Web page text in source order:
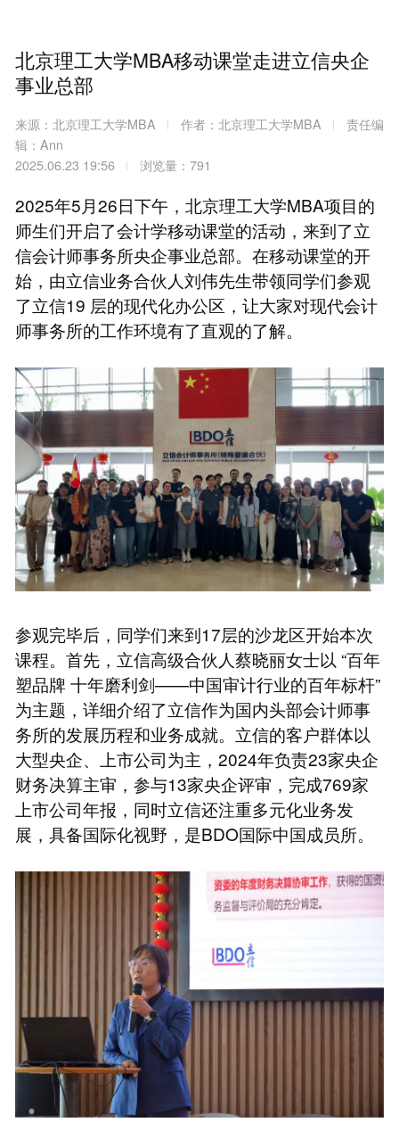
北京理工大学MBA移动课堂走进立信央企
事业总部
来源：北京理工大学MBA 作者：北京理工大学MBA
责任编
辑：Ann
2025.06.23 19:56
浏览量：791
2025年5月26日下午，北京理工大学MBA项目的
师生们开启了会计学移动课堂的活动，来到了立
信会计师事务所央企事业总部。在移动课堂的开
始，由立信业务合伙人刘伟先生带领同学们参观
了立信19 层的现代化办公区，让大家对现代会计
师事务所的工作环境有了直观的了解。
参观完毕后，同学们来到17层的沙龙区开始本次
课程。首先，立信高级合伙人蔡晓丽女士以 “百年
塑品牌 十年磨利剑——中国审计行业的百年标杆”
为主题，详细介绍了立信作为国内头部会计师事
务所的发展历程和业务成就。立信的客户群体以
大型央企、上市公司为主，2024年负责23家央企
财务决算主审，参与13家央企评审，完成769家
上市公司年报，同时立信还注重多元化业务发
展，具备国际化视野，是BDO国际中国成员所。